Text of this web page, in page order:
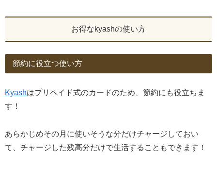
お得なkyashの使い方
節約に役立つ使い方
Kyashはプリペイド式のカードのため、節約にも役立ちま
す！
あらかじめその月に使いそうな分だけチャージしておい
て、チャージした残高分だけで生活することもできます！